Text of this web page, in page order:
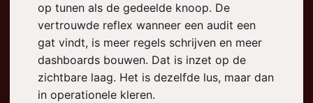
op tunen als de gedeelde knoop. De
vertrouwde reflex wanneer een audit een
gat vindt, is meer regels schrijven en meer
dashboards bouwen. Dat is inzet op de
zichtbare laag. Het is dezelfde lus, maar dan
in operationele kleren.